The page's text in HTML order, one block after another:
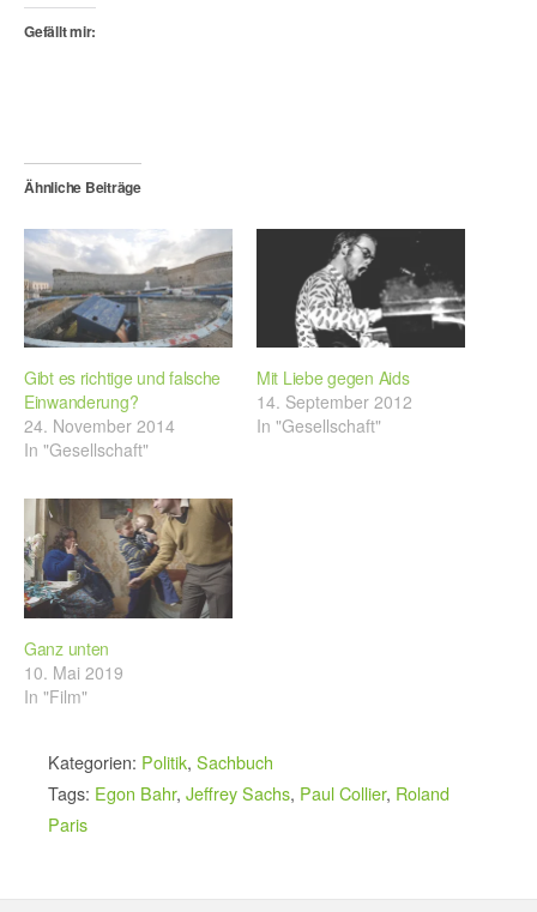
Gefällt mir:
Ähnliche Beiträge
Gibt es richtige und falsche
Einwanderung?
24. November 2014
In "Gesellschaft"
Mit Liebe gegen Aids
14. September 2012
In "Gesellschaft"
Ganz unten
10. Mai 2019
In "Film"
Kategorien: Politik, Sachbuch
Tags: Egon Bahr, Jeffrey Sachs, Paul Collier, Roland
Paris